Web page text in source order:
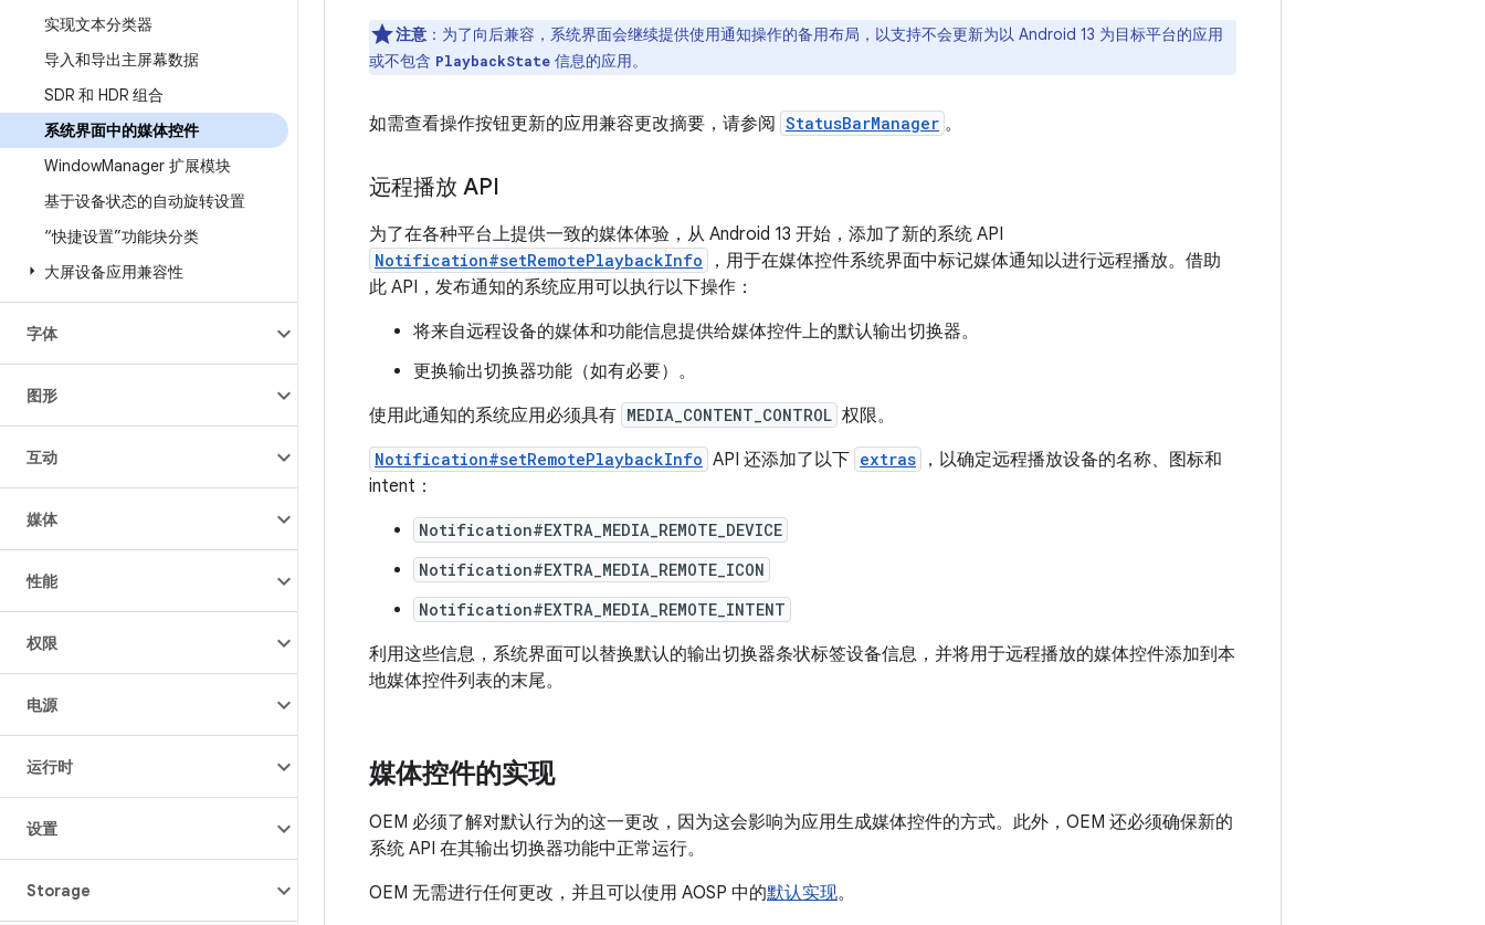
实现文本分类器
导入和导出主屏幕数据
SDR 和 HDR 组合
系统界面中的媒体控件
WindowManager 扩展模块
基于设备状态的自动旋转设置
“快捷设置”功能块分类
大屏设备应用兼容性
字体
图形
互动
媒体
性能
权限
电源
运行时
设置
Storage
注意 ： 为了向后兼容，系统界面会继续提供使用通知操作的备用布局，以支持不会更新为以 Android 13 为目标平台的应用
或不包含 PlaybackState 信息的应用。
如需查看操作按钮更新的应用兼容更改摘要，请参阅 StatusBarManager 。
远程播放 API
为了在各种平台上提供一致的媒体体验，从 Android 13 开始，添加了新的系统 API
Notification#setRemotePlaybackInfo
，用于在媒体控件系统界面中标记媒体通知以进行远程播放。借助
此 API，发布通知的系统应用可以执行以下操作：
将来自远程设备的媒体和功能信息提供给媒体控件上的默认输出切换器。
更换输出切换器功能（如有必要）。
使用此通知的系统应用必须具有 MEDIA_CONTENT_CONTROL 权限。
Notification#setRemotePlaybackInfo API 还添加了以下 extras
，以确定远程播放设备的名称、图标和
intent：
Notification#EXTRA_MEDIA_REMOTE_DEVICE
Notification#EXTRA_MEDIA_REMOTE_ICON
Notification#EXTRA_MEDIA_REMOTE_INTENT
利用这些信息，系统界面可以替换默认的输出切换器条状标签设备信息，并将用于远程播放的媒体控件添加到本
地媒体控件列表的末尾。
媒体控件的实现
OEM 必须了解对默认行为的这一更改，因为这会影响为应用生成媒体控件的方式。此外，OEM 还必须确保新的
系统 API 在其输出切换器功能中正常运行。
OEM 无需进行任何更改，并且可以使用 AOSP 中的默认实现。